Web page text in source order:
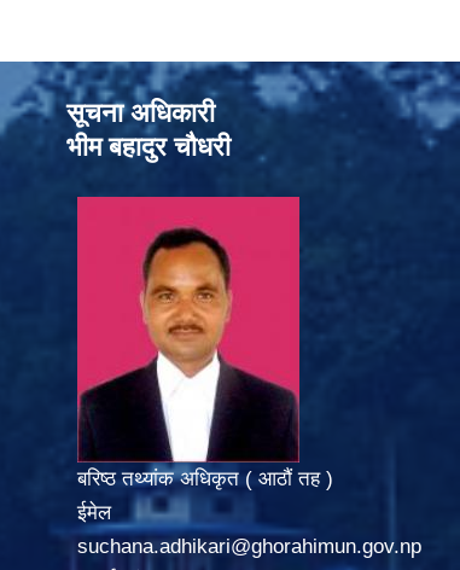
सूचना अधिकारी
भीम बहादुर चौधरी
बरिष्ठ तथ्यांक अधिकृत ( आठौं तह )
ईमेल
suchana.adhikari@ghorahimun.gov.np